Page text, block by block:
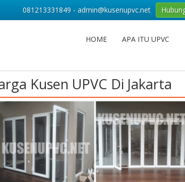
HOME APA ITU UPVC
Kusen UPVC Di Jakarta
081213331849 - admin@kusenupvc.net